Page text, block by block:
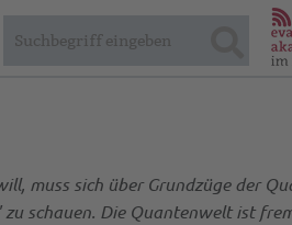
muss sich über Grundzüge der
schauen. Die Quantenwelt ist